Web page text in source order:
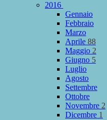
2016
Gennaio
Febbraio
Marzo
Aprile 88
Maggio 2
Giugno 5
Luglio
Agosto
Settembre
Ottobre
Novembre 2
Dicembre 1